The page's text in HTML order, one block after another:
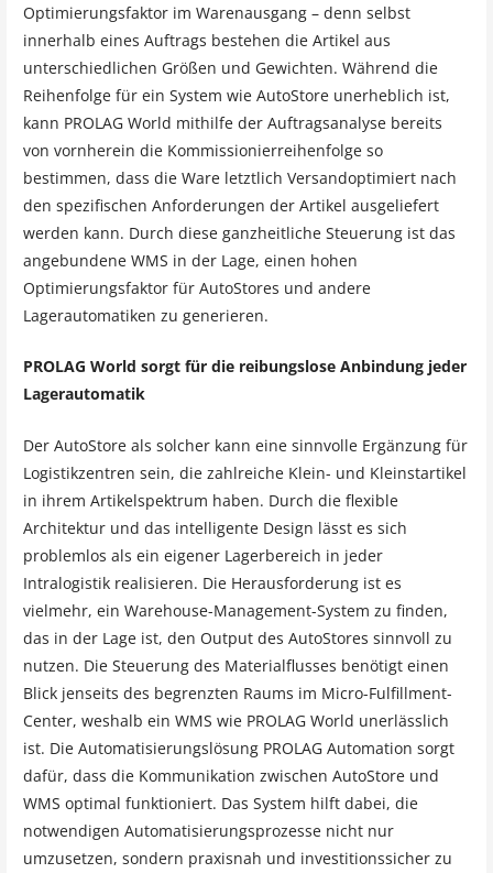
Optimierungsfaktor im Warenausgang – denn selbst
innerhalb eines Auftrags bestehen die Artikel aus
unterschiedlichen Größen und Gewichten. Während die
Reihenfolge für ein System wie AutoStore unerheblich ist,
kann PROLAG World mithilfe der Auftragsanalyse bereits
von vornherein die Kommissionierreihenfolge so
bestimmen, dass die Ware letztlich Versandoptimiert nach
den spezifischen Anforderungen der Artikel ausgeliefert
werden kann. Durch diese ganzheitliche Steuerung ist das
angebundene WMS in der Lage, einen hohen
Optimierungsfaktor für AutoStores und andere
Lagerautomatiken zu generieren.
PROLAG World sorgt für die reibungslose Anbindung jeder
Lagerautomatik
Der AutoStore als solcher kann eine sinnvolle Ergänzung für
Logistikzentren sein, die zahlreiche Klein- und Kleinstartikel
in ihrem Artikelspektrum haben. Durch die flexible
Architektur und das intelligente Design lässt es sich
problemlos als ein eigener Lagerbereich in jeder
Intralogistik realisieren. Die Herausforderung ist es
vielmehr, ein Warehouse-Management-System zu finden,
das in der Lage ist, den Output des AutoStores sinnvoll zu
nutzen. Die Steuerung des Materialflusses benötigt einen
Blick jenseits des begrenzten Raums im Micro-Fulfillment-
Center, weshalb ein WMS wie PROLAG World unerlässlich
ist. Die Automatisierungslösung PROLAG Automation sorgt
dafür, dass die Kommunikation zwischen AutoStore und
WMS optimal funktioniert. Das System hilft dabei, die
notwendigen Automatisierungsprozesse nicht nur
umzusetzen, sondern praxisnah und investitionssicher zu